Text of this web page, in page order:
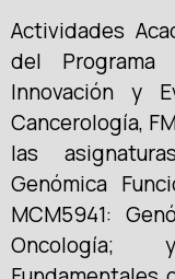
Actividades
del Programa
Innovación y
Cancerología,
las
Genómica
MCM5941:
Oncología;